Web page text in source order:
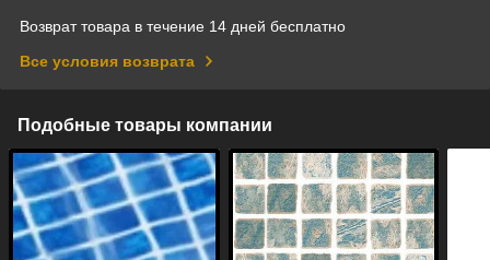
Возврат товара в течение 14 дней бесплатно
Все условия возврата
Подобные товары компании